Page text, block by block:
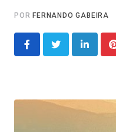
POR FERNANDO GABEIRA